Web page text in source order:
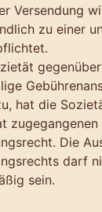
Versendung
zu einer
hat die
Die
darf
sein.